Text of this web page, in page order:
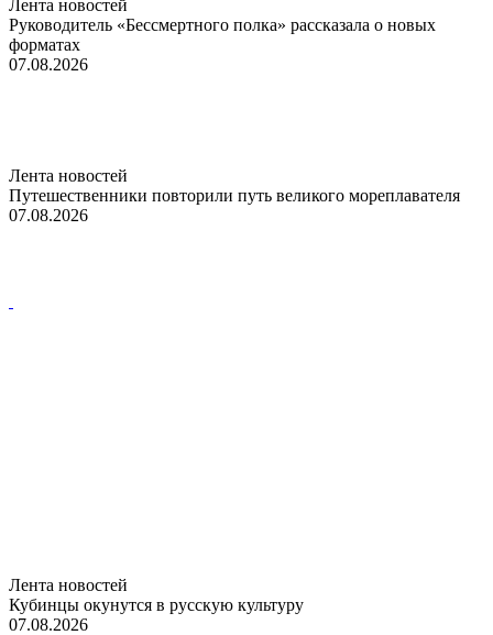
Лента новостей
Руководитель «Бессмертного полка» рассказала о новых
форматах
07.08.2026
Лента новостей
Путешественники повторили путь великого мореплавателя
07.08.2026
Лента новостей
Кубинцы окунутся в русскую культуру
07.08.2026